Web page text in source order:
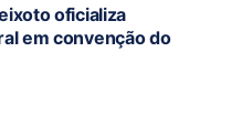
oficializa
em convenção do